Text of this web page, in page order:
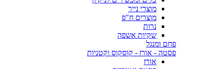
מוצרי נייר
מוצרים ח"פ
נרות
שקיות אשפה
פחם ומנגל
פסטה - אורז - קוסקוס וקטניות
אורז